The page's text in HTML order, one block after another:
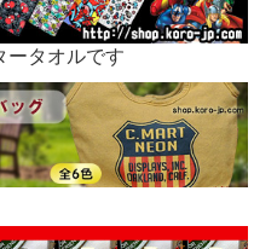
ータオルです